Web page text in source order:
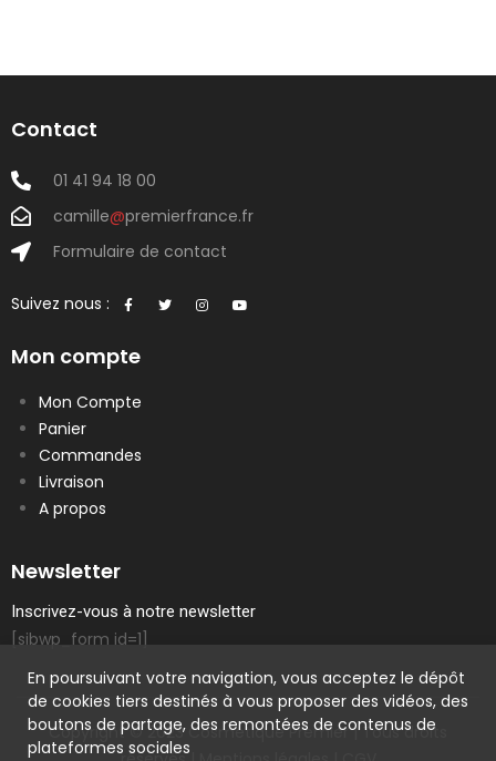
Contact
01 41 94 18 00
camille@premierfrance.fr
Formulaire de contact
Suivez nous :
Mon compte
Mon Compte
Panier
Commandes
Livraison
A propos
Newsletter
Inscrivez-vous à notre newsletter
[sibwp_form id=1]
Copyright © 2023 Cosmetique Premier | Tous droits
En poursuivant votre navigation, vous acceptez le dépôt
de cookies tiers destinés à vous proposer des vidéos, des
boutons de partage, des remontées de contenus de
plateformes sociales